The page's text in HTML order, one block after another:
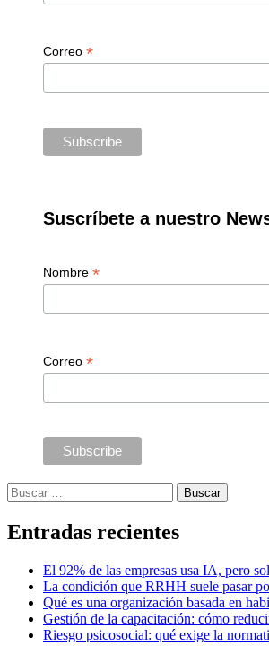
Correo *
Suscríbete a nuestro
Nombre *
Correo *
Buscar:
Entradas recientes
El 92% de las empresas usa IA, pero
La condición que RRHH suele pasar
Qué es una organización basada en
Gestión de la capacitación: cómo
Riesgo psicosocial: qué exige la